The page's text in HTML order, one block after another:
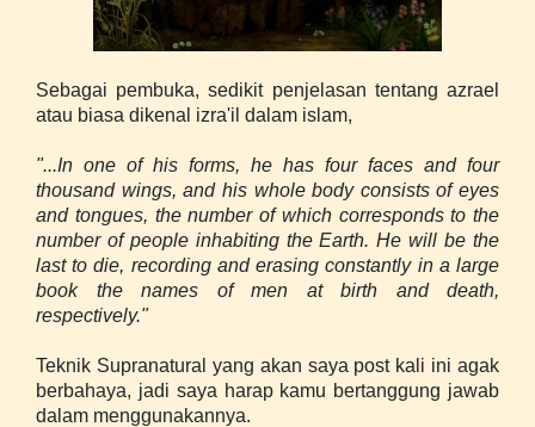
Sebagai pembuka, sedikit penjelasan tentang azrael
atau biasa dikenal izra'il dalam islam,
"...In one of his forms, he has four faces and four
thousand wings, and his whole body consists of eyes
and tongues, the number of which corresponds to the
number of people inhabiting the Earth. He will be the
last to die, recording and erasing constantly in a large
book the names of men at birth and death,
respectively."
Teknik Supranatural yang akan saya post kali ini agak
berbahaya, jadi saya harap kamu bertanggung jawab
dalam menggunakannya.